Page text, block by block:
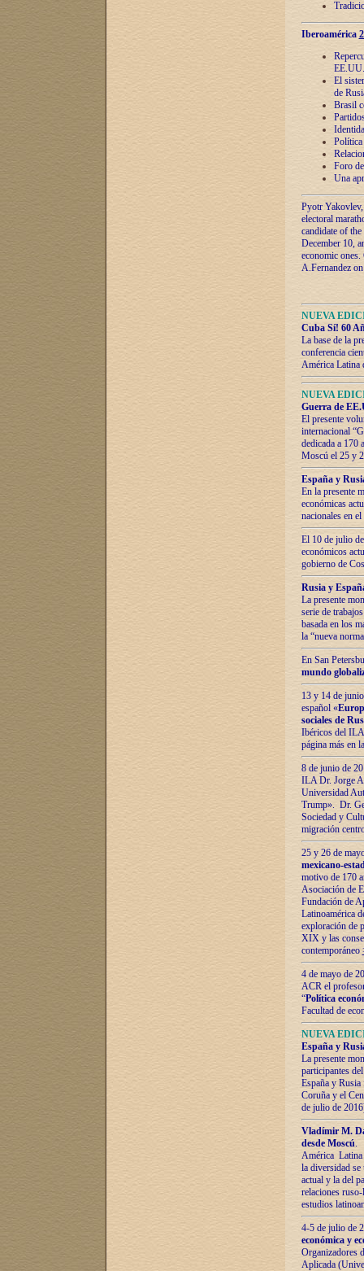
Iberoamérica
EE.UU.
El
de
Brasil
Política
Foro
Una
Pyotr
electoral
candidate of
December 10,
economic
A.Fernandez
NUEVA
Cuba Sí! 60
La base de la
conferencia
América Latina
NUEVA
Guerra de
El presente
internacional
dedicada a 170
Moscú el 25 y
España y
En la presente
económicas
nacionales en
El 10 de julio
económicos
gobierno de
Rusia y
La presente
serie de
basada en los
la “nueva
En San
mundo
13 y 14 de
español «
sociales de
Ibéricos del ILA
página más en
8 de junio de
ILA Dr. Jorge
Universidad
Trump». Dr.
Sociedad y
migración
25 y 26 de
mexicano-
motivo de 170
Asociación de
Fundación de
Latinoamérica
exploración de
XIX y las
contemporáneo
4 de mayo de
ACR el
“Política
Facultad de
NUEVA
España y
La presente
participantes
España y
Coruña y el
de julio de
Vladímir М.
desde Moscú.
América Latina
la diversidad
actual у lа del
relaciones
estudios
4-5 de julio de
económica y
Organizadores
Aplicada